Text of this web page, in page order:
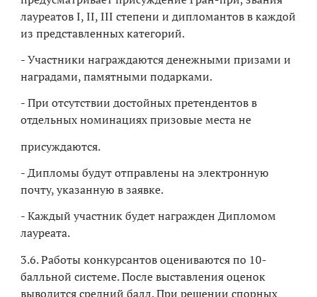
лауреатов I, II, III степени и дипломантов в каждой
из представленных категорий.
- Участники награждаются денежными призами и
наградами, памятными подарками.
- При отсутствии достойных претендентов в
отдельных номинациях призовые места не
присуждаются.
- Дипломы будут отправлены на электронную
почту, указанную в заявке.
- Каждый участник будет награжден Дипломом
лауреата.
3.6. Работы конкурсантов оцениваются по 10-
балльной системе. После выставления оценок
выводится средний балл. При решении спорных